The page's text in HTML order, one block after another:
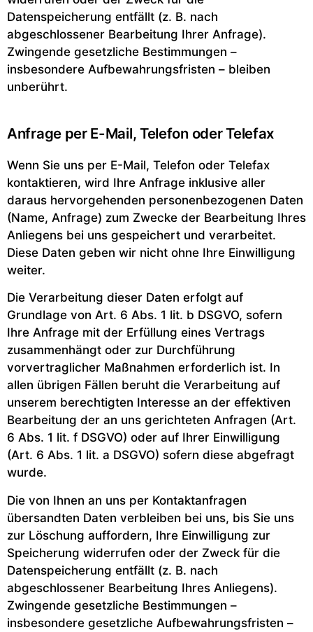
Datenspeicherung entfällt (z. B. nach
abgeschlossener Bearbeitung Ihrer Anfrage).
Zwingende gesetzliche Bestimmungen –
insbesondere Aufbewahrungsfristen – bleiben
unberührt.
Anfrage per E-Mail, Telefon oder Telefax
Wenn Sie uns per E-Mail, Telefon oder Telefax
kontaktieren, wird Ihre Anfrage inklusive aller
daraus hervorgehenden personenbezogenen Daten
(Name, Anfrage) zum Zwecke der Bearbeitung Ihres
Anliegens bei uns gespeichert und verarbeitet.
Diese Daten geben wir nicht ohne Ihre Einwilligung
weiter.
Die Verarbeitung dieser Daten erfolgt auf
Grundlage von Art. 6 Abs. 1 lit. b DSGVO, sofern
Ihre Anfrage mit der Erfüllung eines Vertrags
zusammenhängt oder zur Durchführung
vorvertraglicher Maßnahmen erforderlich ist. In
allen übrigen Fällen beruht die Verarbeitung auf
unserem berechtigten Interesse an der effektiven
Bearbeitung der an uns gerichteten Anfragen (Art.
6 Abs. 1 lit. f DSGVO) oder auf Ihrer Einwilligung
(Art. 6 Abs. 1 lit. a DSGVO) sofern diese abgefragt
wurde.
Die von Ihnen an uns per Kontaktanfragen
übersandten Daten verbleiben bei uns, bis Sie uns
zur Löschung auffordern, Ihre Einwilligung zur
Speicherung widerrufen oder der Zweck für die
Datenspeicherung entfällt (z. B. nach
abgeschlossener Bearbeitung Ihres Anliegens).
Zwingende gesetzliche Bestimmungen –
insbesondere gesetzliche Aufbewahrungsfristen –